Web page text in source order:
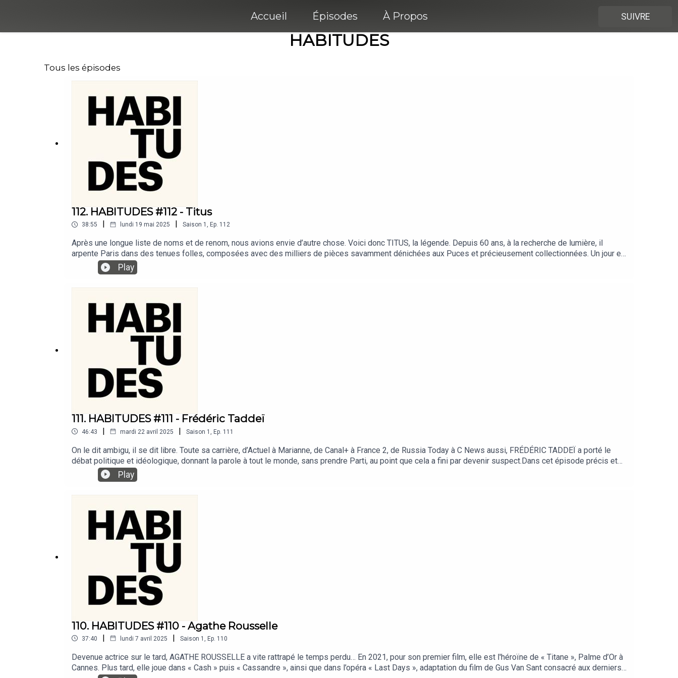
Accueil Épisodes À Propos SUIVRE
HABITUDES
Tous les épisodes
112. HABITUDES #112 - Titus
38:55 lundi 19 mai 2025 Saison 1 , Ep. 112
Après une longue liste de noms et de renom, nous avions envie d’autre chose. Voici donc TITUS, la légende. Depuis 60 ans, à la recherche de lumière, il
arpente Paris dans des tenues folles, composées avec des milliers de pièces savamment dénichées aux Puces et précieusement collectionnées. Un jour en
travailleur des années 40, le lendemain en soldat slave, plus tard en gothique ou en Oncle Sam. Dans cet épisode singulier et précieux, TITUS raconte une vie
de vêtements et voyages, géographiques et sociaux, réels et métaphoriques. En creux, il dit surtout la force du vêtement, formidable outil de création, de
transgression et d’élévation.
Play
111. HABITUDES #111 - Frédéric Taddeï
46:43 | mardi 22 avril 2025 | Saison 1 Ep. 111
On le dit ambigu, il se dit libre. Toute sa carrière, d’Actuel à Marianne, de Canal+ à France 2, de Russia Today à C News aussi, FRÉDÉRIC TADDEÏ a porté le
débat politique et idéologique, donnant la parole à tout le monde, sans prendre Parti, au point que cela a fini par devenir suspect.Dans cet épisode précis et
érudit, FRÉDÉRIC TADDEÏ raconte son rapport au style, le sien, et celui de personne d’autre. Costume ajusté, cravate desserrée et dépenses débridées…
L’animateur-journaliste raconte la vie d’un dandy qui s’ignore, ou fait semblant.
Play
110. HABITUDES #110 - Agathe Rousselle
37:40 | lundi 7 avril 2025 | Saison 1 Ep. 110
Devenue actrice sur le tard, AGATHE ROUSSELLE a vite rattrapé le temps perdu… En 2021, pour son premier film, elle est l'héroïne de « Titane », Palme d’Or à
Cannes. Plus tard, elle joue dans « Cash » puis « Cassandre », ainsi que dans l’opéra « Last Days », adaptation du film de Gus Van Sant consacré aux derniers